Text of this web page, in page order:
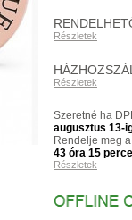
Részletek
Részletek
Szeretné ha
augusztus 13-
Rendelje meg
43 óra 15
Részletek